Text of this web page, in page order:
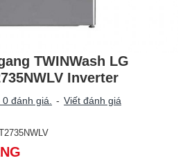
TWINWash LG
Inverter
đánh giá. - Viết đánh giá